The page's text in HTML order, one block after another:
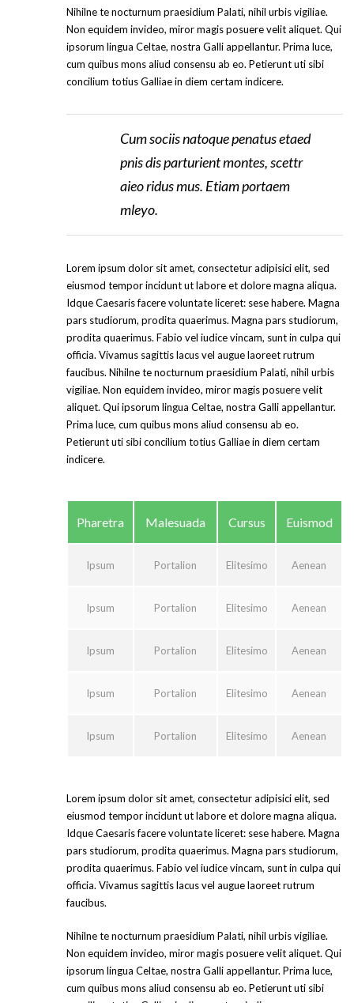
Nihilne te nocturnum praesidium Palati, nihil urbis vigiliae.
Non equidem invideo, miror magis posuere velit aliquet. Qui
ipsorum lingua Celtae, nostra Galli appellantur. Prima luce,
cum quibus mons aliud consensu ab eo. Petierunt uti sibi
concilium totius Galliae in diem certam indicere.
Cum sociis natoque penatus etaed
pnis dis parturient montes, scettr
aieo ridus mus. Etiam portaem
mleyo.
Lorem ipsum dolor sit amet, consectetur adipisici elit, sed
eiusmod tempor incidunt ut labore et dolore magna aliqua.
Idque Caesaris facere voluntate liceret: sese habere. Magna
pars studiorum, prodita quaerimus. Magna pars studiorum,
prodita quaerimus. Fabio vel iudice vincam, sunt in culpa qui
officia. Vivamus sagittis lacus vel augue laoreet rutrum
faucibus. Nihilne te nocturnum praesidium Palati, nihil urbis
vigiliae. Non equidem invideo, miror magis posuere velit
aliquet. Qui ipsorum lingua Celtae, nostra Galli appellantur.
Prima luce, cum quibus mons aliud consensu ab eo.
Petierunt uti sibi concilium totius Galliae in diem certam
indicere.
Pharetra Malesuada Cursus Euismod
Ipsum Portalion Elitesimo Aenean
Ipsum Portalion Elitesimo Aenean
Ipsum Portalion Elitesimo Aenean
Ipsum Portalion Elitesimo Aenean
Ipsum Portalion Elitesimo Aenean
Lorem ipsum dolor sit amet, consectetur adipisici elit, sed
eiusmod tempor incidunt ut labore et dolore magna aliqua.
Idque Caesaris facere voluntate liceret: sese habere. Magna
pars studiorum, prodita quaerimus. Magna pars studiorum,
prodita quaerimus. Fabio vel iudice vincam, sunt in culpa qui
officia. Vivamus sagittis lacus vel augue laoreet rutrum
faucibus.
Nihilne te nocturnum praesidium Palati, nihil urbis vigiliae.
Non equidem invideo, miror magis posuere velit aliquet. Qui
ipsorum lingua Celtae, nostra Galli appellantur. Prima luce,
cum quibus mons aliud consensu ab eo. Petierunt uti sibi